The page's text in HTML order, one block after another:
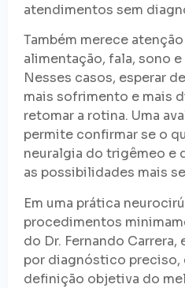
atendimentos sem
Também merece
alimentação, fala, sono
Nesses casos, esperar
mais sofrimento e mais
retomar a rotina. Uma
permite confirmar se o
neuralgia do trigêmeo e
as possibilidades mais
Em uma prática
procedimentos
do Dr. Fernando Carrera,
por diagnóstico preciso,
definição objetiva do